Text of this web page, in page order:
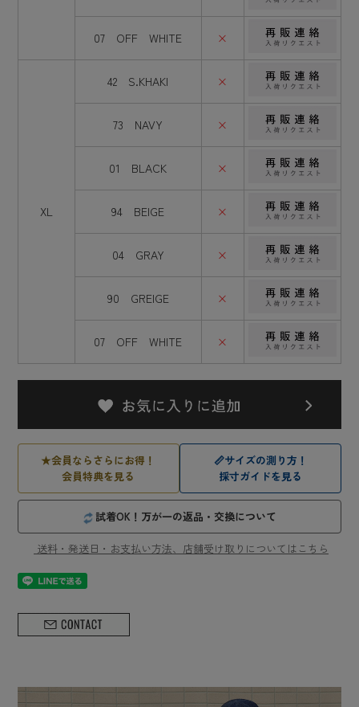
07 OFF WHITE ×
XL
42 S.KHAKI ×
73 NAVY ×
01 BLACK ×
94 BEIGE ×
04 GRAY ×
90 GREIGE ×
07 OFF WHITE ×
★会員ならさらにお得！
会員特典を見る
📏サイズの測り方！
採寸ガイドを見る
試着OK！万が一の返品・交換について
送料・発送日・お支払い方法、店舗受け取りについてはこちら